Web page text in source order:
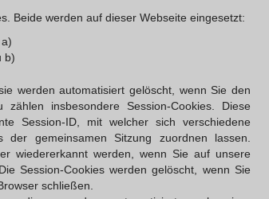
Beide werden auf dieser Webseite eingesetzt:
b)
sie werden automatisiert gelöscht, wenn Sie den
zählen insbesondere Session-Cookies. Diese
Session-ID, mit welcher sich verschiedene
der gemeinsamen Sitzung zuordnen lassen.
wiedererkannt werden, wenn Sie auf unsere
Session-Cookies werden gelöscht, wenn Sie
schließen.